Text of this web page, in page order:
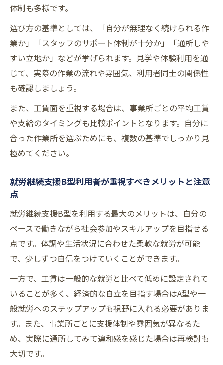
体制も多様です。
選び方の基準としては、「自分が無理なく続けられる作
業か」「スタッフのサポート体制が十分か」「通所しや
すい立地か」などが挙げられます。見学や体験利用を通
じて、実際の作業の流れや雰囲気、利用者同士の関係性
も確認しましょう。
また、工賃面を重視する場合は、事業所ごとの平均工賃
や支給のタイミングも比較ポイントとなります。自分に
合った作業所を選ぶためにも、複数の基準でしっかり見
極めてください。
就労継続支援B型利用者が重視すべきメリットと注意
点
就労継続支援B型を利用する最大のメリットは、自分の
ペースで働きながら社会参加やスキルアップを目指せる
点です。体調や生活状況に合わせた柔軟な就労が可能
で、少しずつ自信をつけていくことができます。
一方で、工賃は一般的な就労と比べて低めに設定されて
いることが多く、経済的な自立を目指す場合はA型や一
般就労へのステップアップも視野に入れる必要がありま
す。また、事業所ごとに支援体制や雰囲気が異なるた
め、実際に通所してみて違和感を感じた場合は再検討も
大切です。